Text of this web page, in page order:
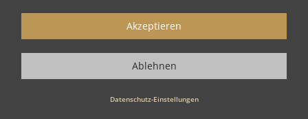
Sie sind auf der Suche nach einem Live Musiker, der Ihr Event zu
einem einzigartigen Erlebnis macht? Dann sind Sie hier genau
richtig! Ob stilvolleLounge Musikzum Empfang, emotionale Live
Musik zur Hochzeit oder die energiegeladene Performance einer
für Ihre Firmenfeier – unsere erfahrenen Live Musiker
sorgen für die perfekte Stimmung.
Wenn Sie einen Live Musiker buchen möchten, dann ist nicht nur
Datenschutz-Einstellungen
Akzeptieren
Ablehnen